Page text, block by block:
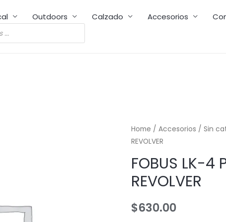
Outdoors Calzado Accesorios
Home / Accesorios / Sin
REVOLVER
FOBUS LK-4
REVOLVER
$630.00